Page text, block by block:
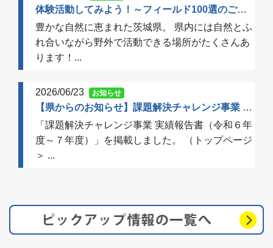
体験活動してみよう！～フィールド100選のご案内～
豊かな自然に恵まれた茨城県。 県内には自然とふ
れ合いながら野外で活動できる場所がたくさんあ
ります！...
2026/06/23 お知らせ
【県からのお知らせ】課題解決チャレンジ事業 実績報告書（令和６年度～７年度）を掲載しました
「課題解決チャレンジ事業 実績報告書（令和６年
度～７年度）」を掲載しました。 （トップページ
＞ ...